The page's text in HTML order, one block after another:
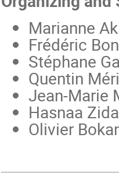
Marianne
Frédéric
Stéphane
Quentin
Jean-Marie
Hasnaa
Olivier